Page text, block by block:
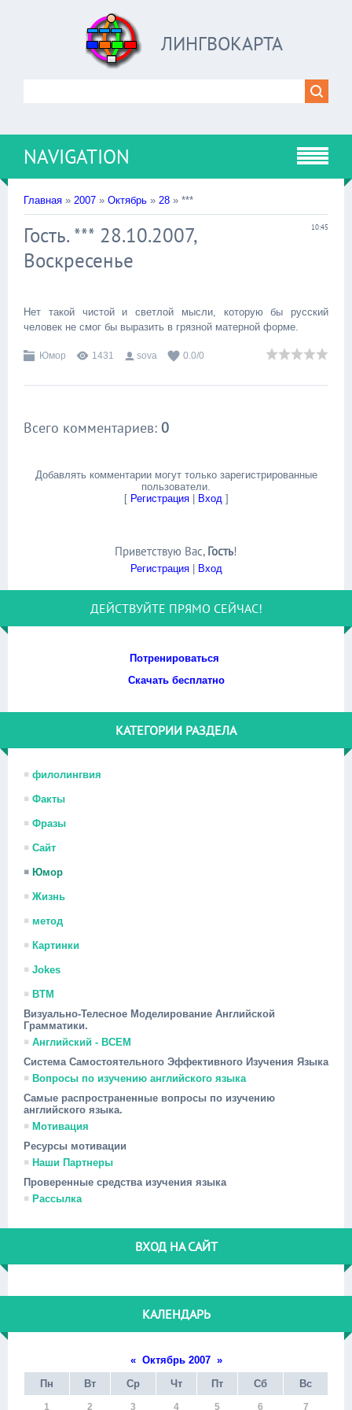
ЛИНГВОКАРТА
NAVIGATION
Главная » 2007 » Октябрь » 28 » ***
10:45
Гость. *** 28.10.2007,
Воскресенье
Нет такой чистой и светлой мысли, которую бы русский
человек не смог бы выразить в грязной матерной форме.
Юмор 1431 sova 0.0/0
Всего комментариев: 0
Добавлять комментарии могут только зарегистрированные
пользователи.
[ Регистрация| Вход]
Приветствую Вас, Гость!
Регистрация| Вход
ДЕЙСТВУЙТЕ ПРЯМО СЕЙЧАС!
Потренироваться
Скачать бесплатно
КАТЕГОРИИ РАЗДЕЛА
филолингвия
Факты
Фразы
Сайт
Юмор
Жизнь
метод
Картинки
Jokes
ВТМ
Визуально-Телесное Моделирование Английской
Грамматики.
Английский - ВСЕМ
Система Самостоятельного Эффективного Изучения Языка
Вопросы по изучению английского языка
Самые распространенные вопросы по изучению
английского языка.
Мотивация
Ресурсы мотивации
Наши Партнеры
Проверенные средства изучения языка
Рассылка
ВХОД НА САЙТ
КАЛЕНДАРЬ
« Октябрь 2007 »
Пн
Вт Ср Чт Пт Сб Вс
1 2 3 4 5 6 7